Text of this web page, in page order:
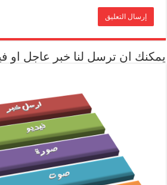
يمكنك ان ترسل لنا خبر عاجل او